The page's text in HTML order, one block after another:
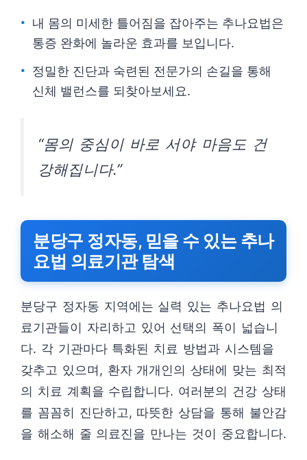
내 몸의 미세한 틀어짐을 잡아주는 추나요법은
통증 완화에 놀라운 효과를 보입니다.
정밀한 진단과 숙련된 전문가의 손길을 통해
신체 밸런스를 되찾아보세요.
“몸의 중심이 바로 서야 마음도 건
강해집니다.”
분당구 정자동, 믿을 수 있는 추나
요법 의료기관 탐색
분당구 정자동 지역에는 실력 있는 추나요법 의
료기관들이 자리하고 있어 선택의 폭이 넓습니
다. 각 기관마다 특화된 치료 방법과 시스템을
갖추고 있으며, 환자 개개인의 상태에 맞는 최적
의 치료 계획을 수립합니다. 여러분의 건강 상태
를 꼼꼼히 진단하고, 따뜻한 상담을 통해 불안감
을 해소해 줄 의료진을 만나는 것이 중요합니다.